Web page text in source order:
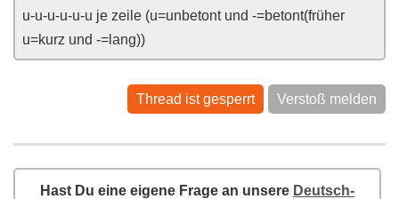
u-u-u-u-u-u je zeile (u=unbetont und -=betont(früher
u=kurz und -=lang))
Verstoß melden
Thread ist gesperrt
Hast Du eine eigene Frage an unsere Deutsch-